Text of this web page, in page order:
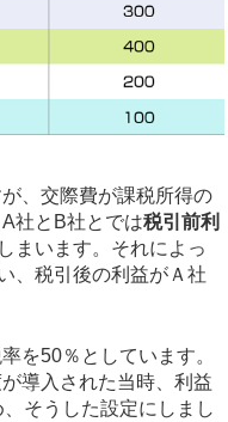
、交際費が課税所得の
社とB社とでは税引前利
まいます。それによっ
、税引後の利益がＡ社
を50％としています。
導入された当時、利益
そうした設定にしまし